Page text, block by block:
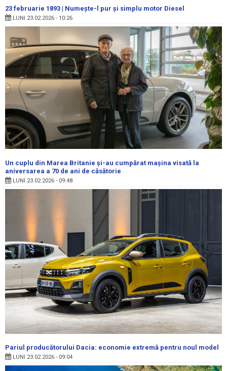
23 februarie 1893 | Numeşte-l pur şi simplu motor Diesel
LUNI 23.02.2026 - 10:26
Un cuplu din Marea Britanie și-au cumpărat mașina visată la
aniversarea a 70 de ani de căsătorie
LUNI 23.02.2026 - 09:48
Pariul producătorului Dacia: economie extremă pentru noul model
LUNI 23.02.2026 - 09:04